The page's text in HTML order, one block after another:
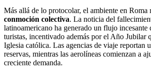
Más allá de lo protocolar, el ambiente en Roma
conmoción colectiva. La noticia del
latinoamericano ha generado un flujo incesante
turistas, incentivado además por el Año Jubilar
Iglesia católica. Las agencias de viaje reportan
reservas, mientras las aerolíneas comienzan a
creciente demanda.